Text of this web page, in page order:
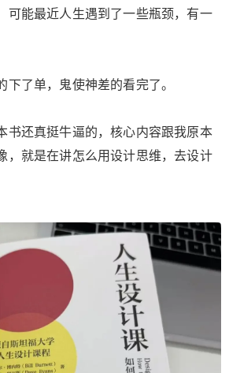
可能最近人生遇到了一些瓶颈，有一
下了单，鬼使神差的看完了。
书还真挺牛逼的，核心内容跟我原本
，就是在讲怎么用设计思维，去设计